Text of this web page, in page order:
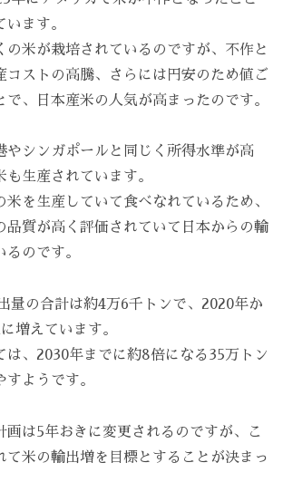
ます。
の米が栽培されているのですが、不作と
コストの高騰、さらには円安のため値ご
で、日本産米の人気が高まったのです。
やシンガポールと同じく所得水準が高
も生産されています。
米を生産していて食べなれているため、
品質が高く評価されていて日本からの輸
のです。
量の合計は約4万6千トンで、2020年か
増えています。
は、2030年までに約8倍になる35万トン
ようです。
画は5年おきに変更されるのですが、こ
て米の輸出増を目標とすることが決まっ